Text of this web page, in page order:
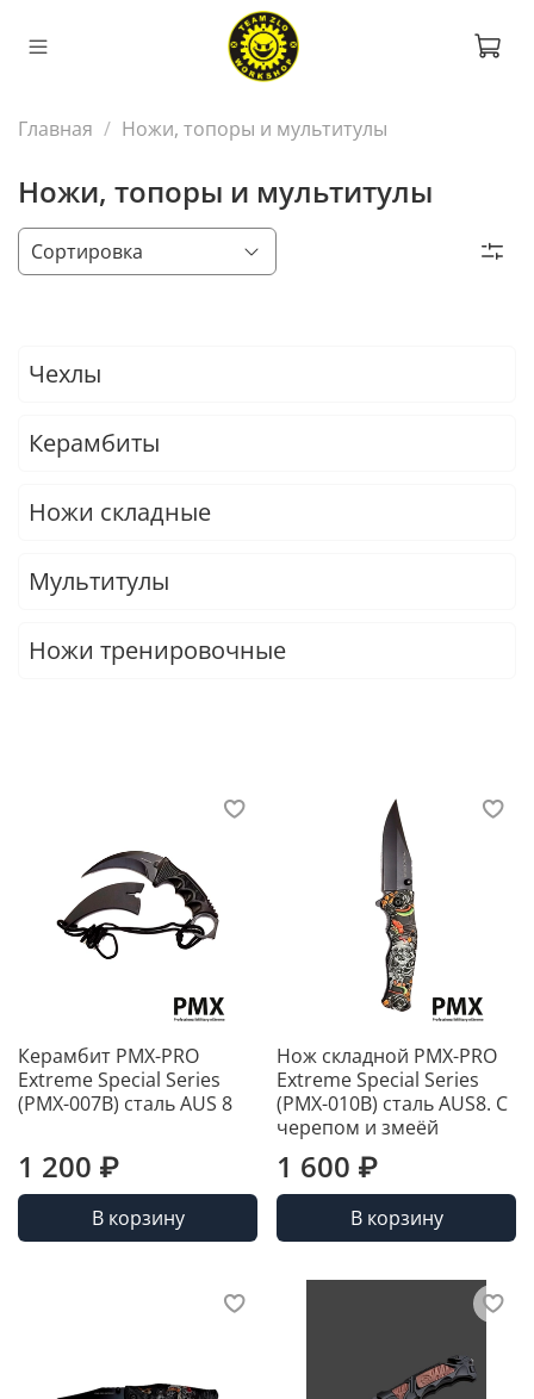
Главная Ножи, топоры и мультитулы
Ножи, топоры и мультитулы
Чехлы
Керамбиты
Ножи складные
Мультитулы
Ножи тренировочные
Керамбит PMX-PRO
Extreme Special Series
(PMX-007B) сталь AUS 8
1 200 ₽
В корзину
Нож складной PMX-PRO
Extreme Special Series
(PMX-010B) сталь AUS8. С
черепом и змеёй
1 600 ₽
В корзину